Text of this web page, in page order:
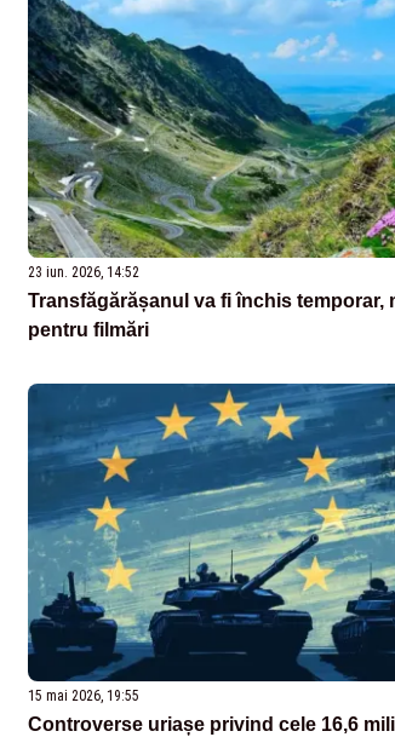
23 iun. 2026, 14:52
Transfăgărășanul va fi închis temporar,
pentru filmări
15 mai 2026, 19:55
Controverse uriașe privind cele 16,6